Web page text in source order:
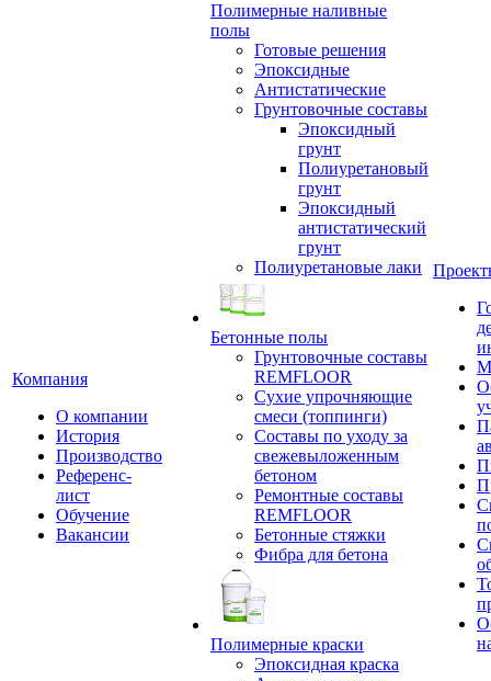
Компания
О компании
История
Производство
Референс-
лист
Обучение
Вакансии
Полимерные наливные
полы
Готовые решения
Эпоксидные
Антистатические
Грунтовочные составы
Эпоксидный
грунт
Полиуретановый
грунт
Эпоксидный
антистатический
грунт
Полиуретановые лаки
Бетонные полы
Грунтовочные составы
REMFLOOR
Сухие упрочняющие
смеси (топпинги)
Составы по уходу за
свежевыложенным
бетоном
Ремонтные составы
REMFLOOR
Бетонные стяжки
Фибра для бетона
Полимерные краски
Эпоксидная краска